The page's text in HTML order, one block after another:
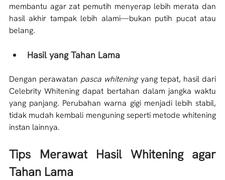
membantu agar zat pemutih menyerap lebih merata dan
hasil akhir tampak lebih alami—bukan putih pucat atau
belang.
Hasil yang Tahan Lama
Dengan perawatan pasca whitening yang tepat, hasil dari
Celebrity Whitening dapat bertahan dalam jangka waktu
yang panjang. Perubahan warna gigi menjadi lebih stabil,
tidak mudah kembali menguning seperti metode whitening
instan lainnya.
Tips Merawat Hasil Whitening agar
Tahan Lama